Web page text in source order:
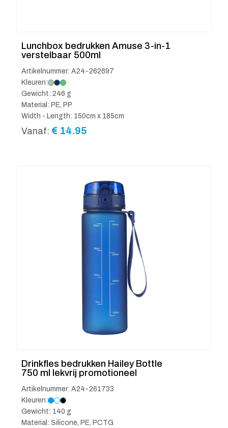
Lunchbox bedrukken Amuse 3-in-1
verstelbaar 500ml
Artikelnummer: A24-262697
Kleuren:
Gewicht: 246 g
Material: PE, PP
Width - Length: 150cm x 185cm
Vanaf: € 14.95
Drinkfles bedrukken Hailey Bottle
750 ml lekvrij promotioneel
Artikelnummer: A24-261733
Kleuren:
Gewicht: 140 g
Material: Silicone, PE, PCTG